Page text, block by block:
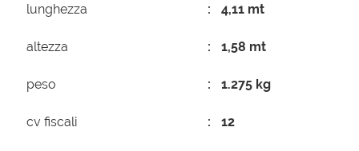
lunghezza 4,11 mt
altezza 1,58 mt
peso 1.275 kg
cv fiscali 12